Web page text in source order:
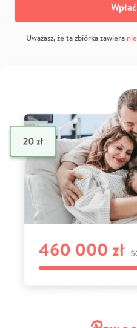
Uważasz, że ta zbiórka zawiera